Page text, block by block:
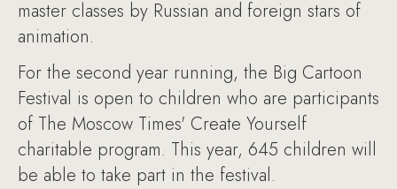
master classes by Russian and foreign stars of
animation.
For the second year running, the Big Cartoon
Festival is open to children who are participants
of The Moscow Times' Create Yourself
charitable program. This year, 645 children will
be able to take part in the festival.